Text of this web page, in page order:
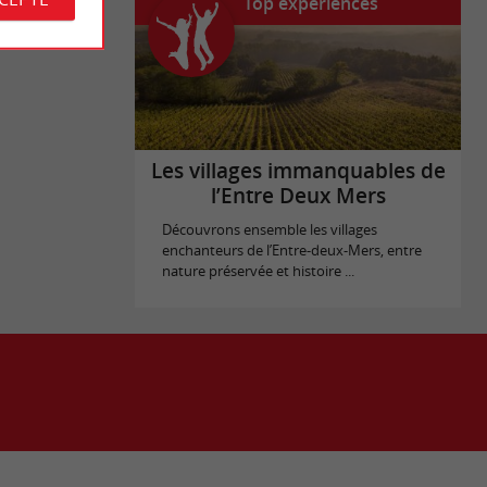
Les villages immanquables de
l’Entre Deux Mers
Découvrons ensemble les villages
enchanteurs de l’Entre-deux-Mers, entre
nature préservée et histoire ...